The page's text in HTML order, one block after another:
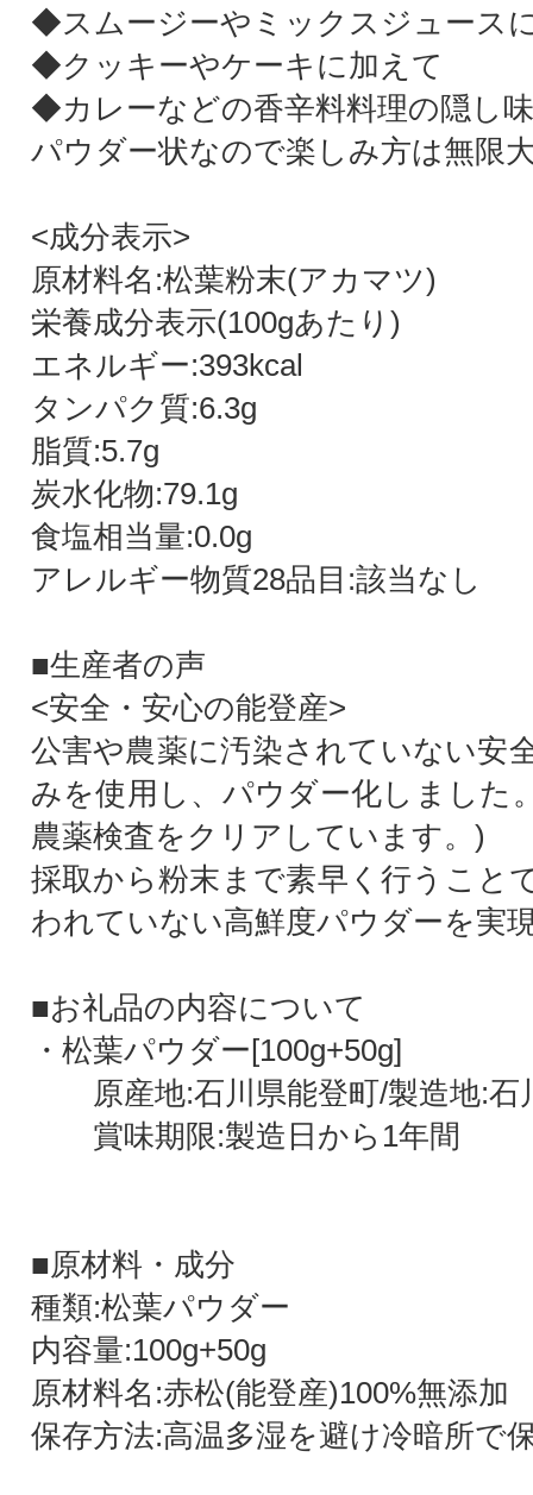
◆スムージーやミックスジュース
◆クッキーやケーキに加えて
◆カレーなどの香辛料料理の隠し
パウダー状なので楽しみ方は無限
<成分表示>
原材料名:松葉粉末(アカマツ)
栄養成分表示(100gあたり)
エネルギー:393kcal
タンパク質:6.3g
脂質:5.7g
炭水化物:79.1g
食塩相当量:0.0g
アレルギー物質28品目:該当なし
■生産者の声
<安全・安心の能登産>
公害や農薬に汚染されていない安
みを使用し、パウダー化しました
農薬検査をクリアしています。)
採取から粉末まで素早く行うこと
われていない高鮮度パウダーを実
■お礼品の内容について
・松葉パウダー[100g+50g]
原産地:石川県能登町/製造地:石
賞味期限:製造日から1年間
■原材料・成分
種類:松葉パウダー
内容量:100g+50g
原材料名:赤松(能登産)100%無添加
保存方法:高温多湿を避け冷暗所で